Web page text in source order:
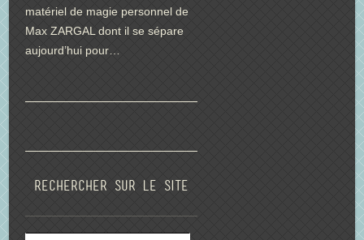
matériel de magie personnel de
Max ZARGAL dont il se sépare
aujourd’hui pour…
Rechercher sur le site